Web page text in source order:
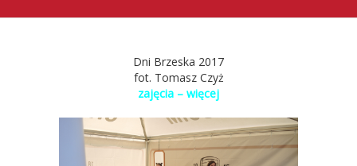
Dni Brzeska 2017
fot. Tomasz Czyż
zajęcia – więcej